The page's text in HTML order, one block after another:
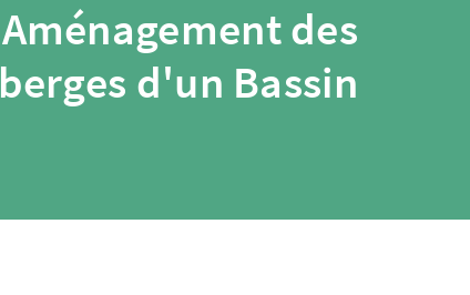
Aménagement des
berges d'un Bassin